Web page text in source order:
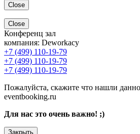
Close
Close
Конференц зал
компания: Deworkacy
+7 (499) 110-19-79
+7 (499) 110-19-79
+7 (499) 110-19-79
Пожалуйста, скажите что нашли
eventbooking.ru
Для нас это очень важно! ;)
Закрыть